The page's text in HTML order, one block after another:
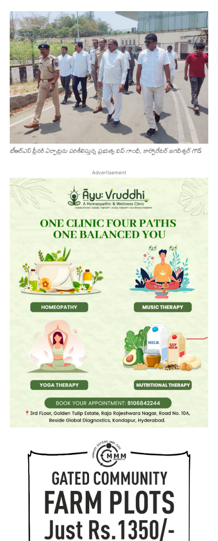
టీఆర్ఎస్ ప్లీనరీ ఏర్పాట్లను పరిశీలిస్తున్న ప్రభుత్వ విప్ గాంధీ, కార్పొరేటర్ జగదీశ్వర్ గౌడ్
Advertisement